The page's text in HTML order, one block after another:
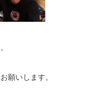
願いします。